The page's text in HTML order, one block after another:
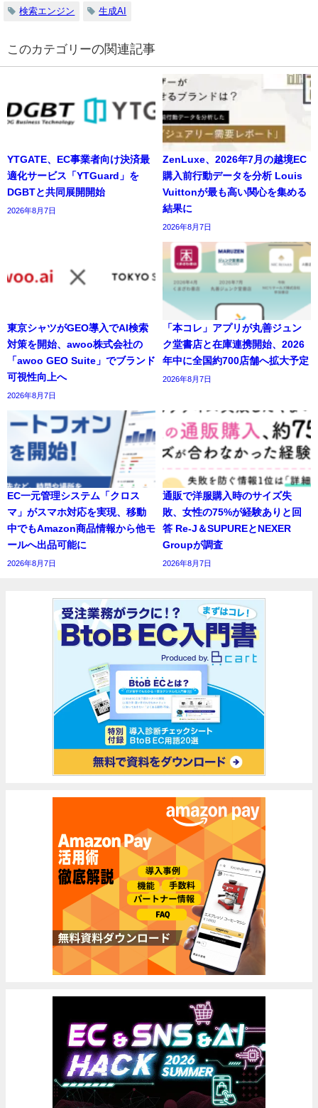
検索エンジン 生成AI
の関連記事
YTGATE、EC事業者向け決済最
適化サービス「YTGuard」を
DGBTと共同展開開始
2026年8月7日
ZenLuxe、2026年7月の越境EC
購入前行動データを分析 Louis
Vuittonが最も高い関心を集める
結果に
2026年8月7日
東京シャツがGEO導入でAI検索
対策を開始、awoo株式会社の
「awoo GEO Suite」でブランド
可視性向上へ
2026年8月7日
「本コレ」アプリが丸善ジュン
ク堂書店と在庫連携開始、2026
年中に全国約700店舗へ拡大予定
2026年8月7日
EC一元管理システム「クロス
マ」がスマホ対応を実現、移動
中でもAmazon商品情報から他モ
ールへ出品可能に
2026年8月7日
通販で洋服購入時のサイズ失
敗、女性の75%が経験ありと回
答 Re-J＆SUPUREとNEXER
Groupが調査
2026年8月7日